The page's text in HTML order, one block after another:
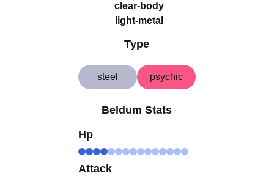
clear-body
light-metal
Type
steel psychic
Beldum Stats
Hp
Attack